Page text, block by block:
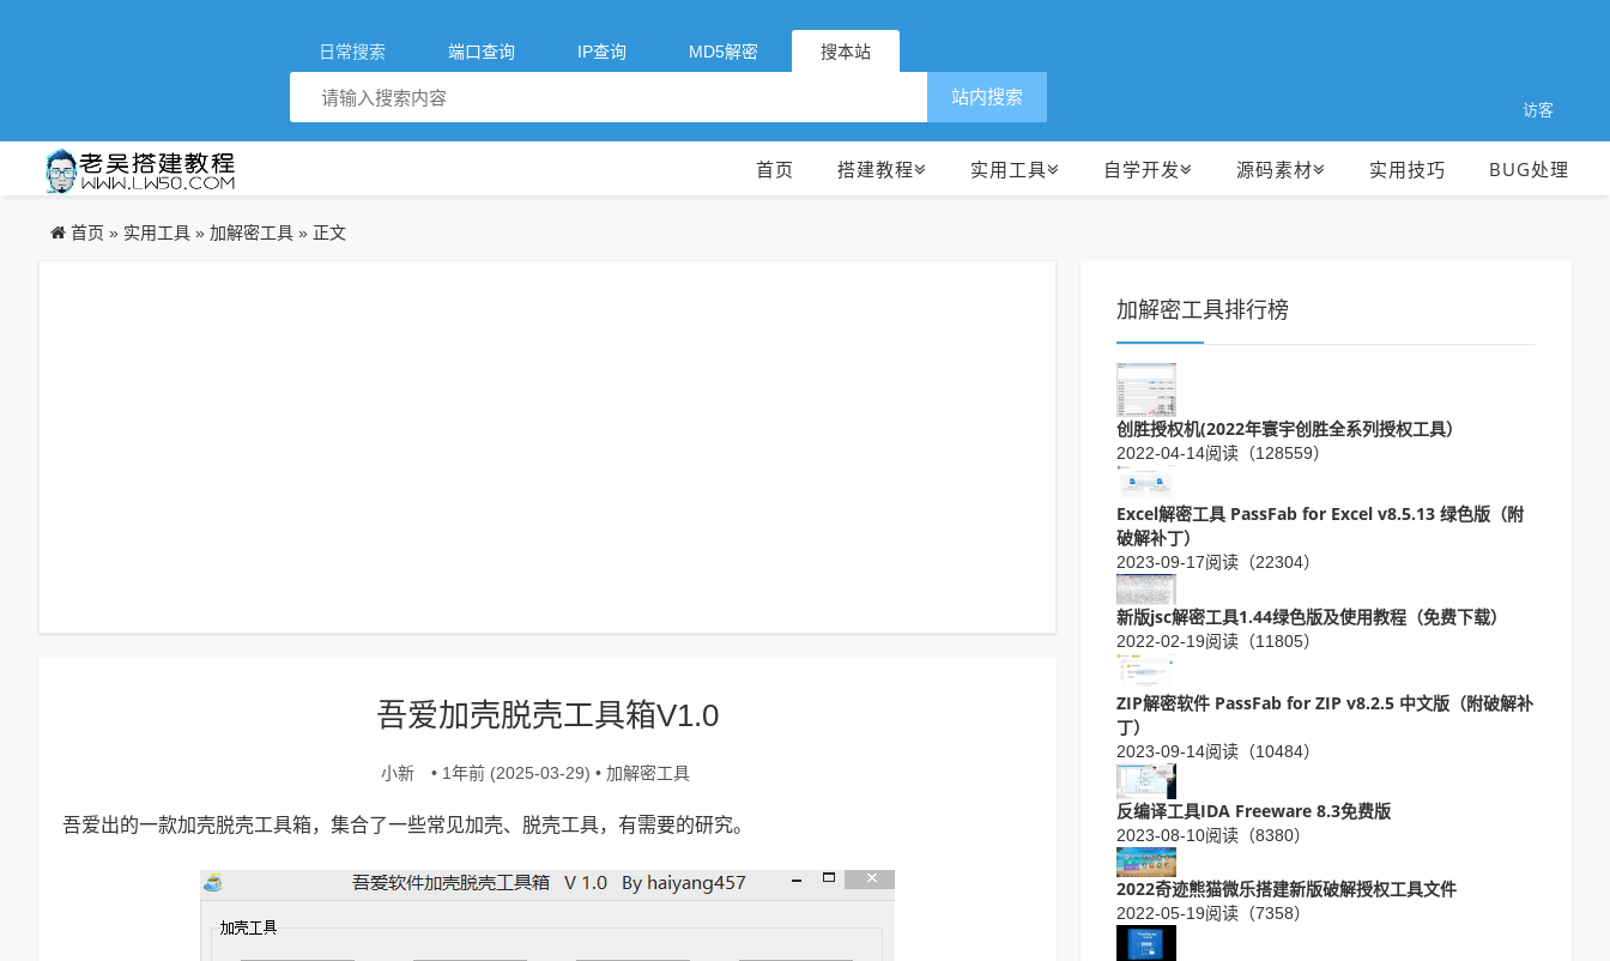
日常搜索 端口查询 IP查询 MD5解密 搜本站
访客
站内搜索
首页 搭建教程 实用工具 自学开发 源码素材 实用技巧 BUG处理
首页 » 实用工具 » 加解密工具 » 正文
吾爱加壳脱壳工具箱V1.0
小新 • 1年前 (2025-03-29) • 加解密工具
吾爱出的一款加壳脱壳工具箱，集合了一些常见加壳、脱壳工具，有需要的研究。
加解密工具排行榜
创胜授权机(2022年寰宇创胜全系列授权工具）
2022-04-14阅读（128559）
Excel解密工具 PassFab for Excel v8.5.13 绿色版（附
破解补丁）
2023-09-17阅读（22304）
新版jsc解密工具1.44绿色版及使用教程（免费下载）
2022-02-19阅读（11805）
ZIP解密软件 PassFab for ZIP v8.2.5 中文版（附破解补
丁）
2023-09-14阅读（10484）
反编译工具IDA Freeware 8.3免费版
2023-08-10阅读（8380）
2022奇迹熊猫微乐搭建新版破解授权工具文件
2022-05-19阅读（7358）